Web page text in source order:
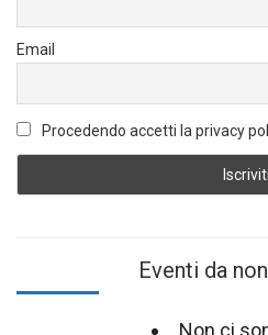
Email
Procedendo accetti la privacy
Eventi da
Non ci